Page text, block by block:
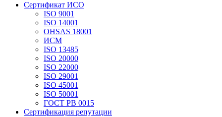
Сертификат ИСО
ISO 9001
ISO 14001
OHSAS 18001
ИСМ
ISO 13485
ISO 20000
ISO 22000
ISO 29001
ISO 45001
ISO 50001
ГОСТ РВ 0015
Сертификация репутации